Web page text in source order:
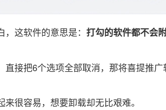
这软件的意思是： 打勾的软件都不会
接把6个选项全部取消，那将喜提推广
很容易，想要卸载却无比艰难。